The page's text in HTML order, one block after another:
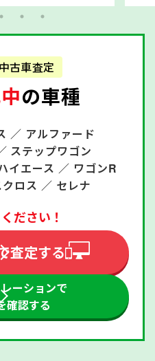
中古車査定
の車種
／ アルファード
ステップワゴン
イエース ／ ワゴンR
ロス ／ セレナ
ださい！
査定する
ーションで
確認する